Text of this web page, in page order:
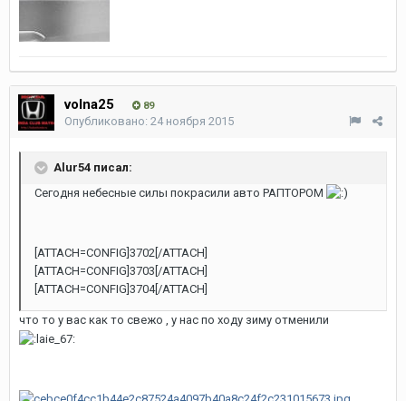
volna25 89
Опубликовано: 24 ноября 2015
Alur54 писал:
Сегодня небесные силы покрасили авто РАПТОРОМ
[ATTACH=CONFIG]3702[/ATTACH]
[ATTACH=CONFIG]3703[/ATTACH]
[ATTACH=CONFIG]3704[/ATTACH]
что то у вас как то свежо , у нас по ходу зиму отменили